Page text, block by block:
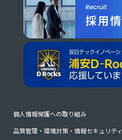
個人情報保護への取り組み
品質管理・環境対策・情報セキュリティ